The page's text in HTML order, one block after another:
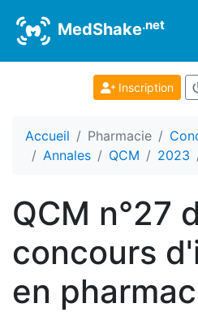
MedShake.net
Inscription
Accueil Pharmacie
Annales
QCM 2023
QCM n°27
concours
en